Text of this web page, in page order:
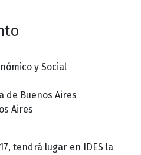
y Social
de Buenos Aires
Aires
tendrá lugar en IDES la